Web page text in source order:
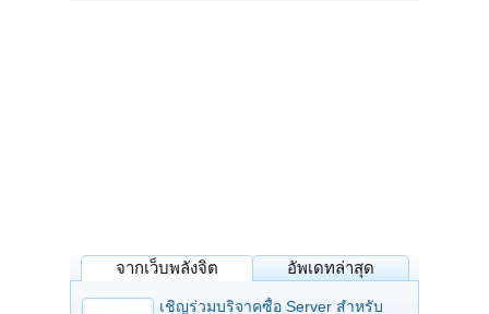
จากเว็บพลังจิต อัพเดทล่าสุด
เชิญร่วมบริจาคซื้อ Server สำหรับ